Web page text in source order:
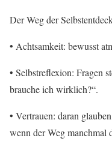
Der Weg der
• Achtsamkeit: bewusst
• Selbstreflexion: Fragen
brauche ich wirklich?“.
• Vertrauen: daran
wenn der Weg manchmal